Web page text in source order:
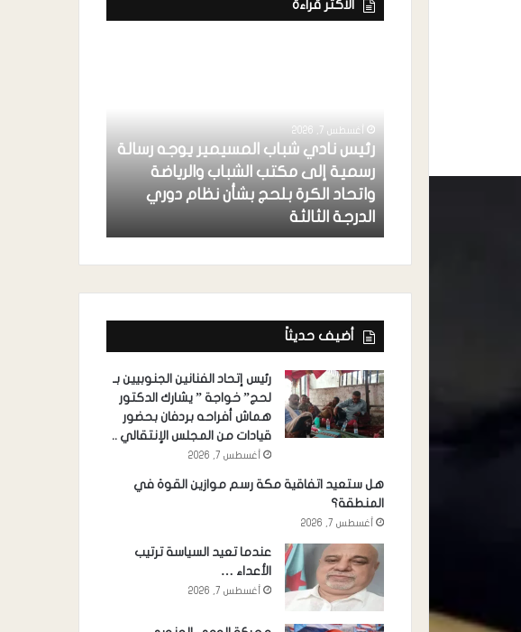
الاكثر قراءة
أغسطس 7, 2026
رئيس نادي شباب المسيمير يوجه رسالة
رسمية إلى مكتب الشباب والرياضة
واتحاد الكرة بلحج بشأن نظام دوري
الدرجة الثالثة
أضيف حديثاً
رئيس إتحاد الفنانين الجنوبيين بـ
لحج” خواجة ” يشارك الدكتور
هماش أفراحه بردفان بحضور
قيادات من المجلس الإنتقالي ..
أغسطس 7, 2026
هل ستعيد اتفاقية مكة رسم موازين القوة في
المنطقة؟
أغسطس 7, 2026
عندما تعيد السياسة ترتيب
الأعداء …
أغسطس 7, 2026